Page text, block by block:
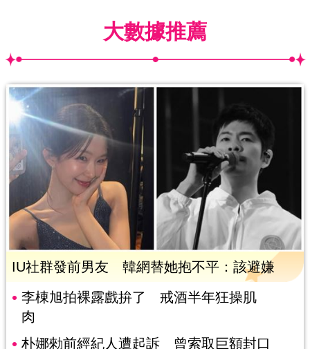
大數據推薦
IU社群發前男友 韓網替她抱不平：該避嫌
李棟旭拍裸露戲拚了 戒酒半年狂操肌
肉
朴娜勑前經紀人遭起訴 曾索取巨額封口